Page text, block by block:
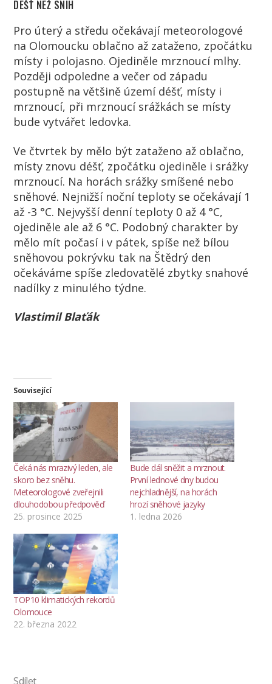
DÉŠŤ NEŽ SNÍH
Pro úterý a středu očekávají meteorologové
na Olomoucku oblačno až zataženo, zpočátku
místy i polojasno. Ojediněle mrznoucí mlhy.
Později odpoledne a večer od západu
postupně na většině území déšť, místy i
mrznoucí, při mrznoucí srážkách se místy
bude vytvářet ledovka.
Ve čtvrtek by mělo být zataženo až oblačno,
místy znovu déšť, zpočátku ojediněle i srážky
mrznoucí. Na horách srážky smíšené nebo
sněhové. Nejnižší noční teploty se očekávají 1
až -3 °C. Nejvyšší denní teploty 0 až 4 °C,
ojediněle ale až 6 °C. Podobný charakter by
mělo mít počasí i v pátek, spíše než bílou
sněhovou pokrývku tak na Štědrý den
očekáváme spíše zledovatělé zbytky snahové
nadílky z minulého týdne.
Vlastimil Blaťák
Související
Čeká nás mrazivý leden, ale
skoro bez sněhu.
Meteorologové zveřejnili
dlouhodobou předpověď
25. prosince 2025
Bude dál sněžit a mrznout.
První lednové dny budou
nejchladnější, na horách
hrozí sněhové jazyky
1. ledna 2026
TOP10 klimatických rekordů
Olomouce
22. března 2022
Sdílet